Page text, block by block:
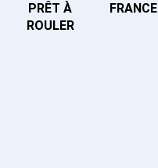
PRÊT À
ROULER
FRANCE